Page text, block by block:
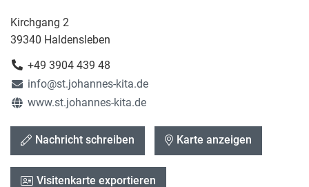
Kirchgang 2
39340 Haldensleben
+49 3904 439 48
info@st.johannes-kita.de
www.st.johannes-kita.de
Nachricht schreiben Karte anzeigen
Visitenkarte exportieren